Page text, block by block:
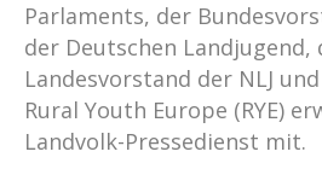
Parlaments, der
der Deutschen Landjugend,
Landesvorstand der NLJ
Rural Youth Europe (RYE)
Landvolk-Pressedienst mit.